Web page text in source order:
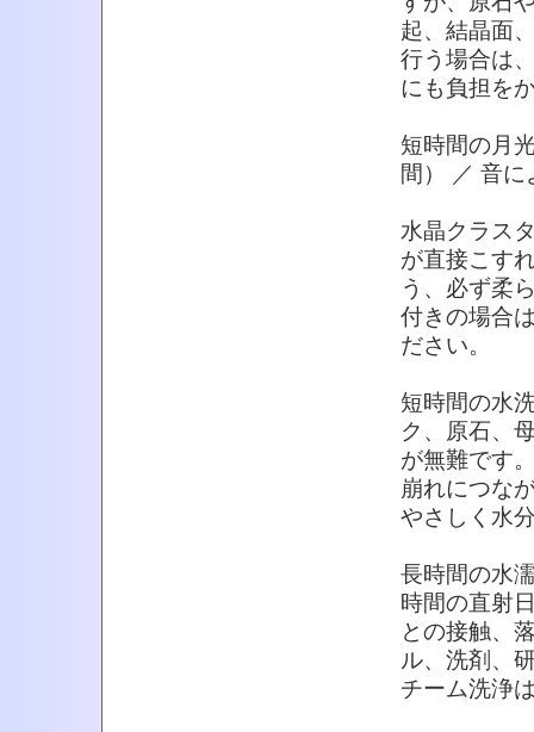
起、結晶面
行う場合は
にも負担を
短時間の月
間） ／ 音に
水晶クラス
が直接こす
う、必ず柔
付きの場合
ださい。
短時間の水
ク、原石、
が無難です
崩れにつな
やさしく水
長時間の水
時間の直射
との接触、
ル、洗剤、
チーム洗浄